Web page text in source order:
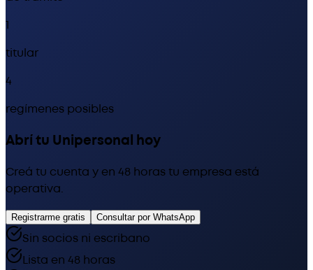
1
titular
4
regímenes posibles
Abrí tu Unipersonal hoy
Creá tu cuenta y en 48 horas tu empresa está
operativa.
Registrarme gratis Consultar por WhatsApp
Sin socios ni escribano
Lista en 48 horas